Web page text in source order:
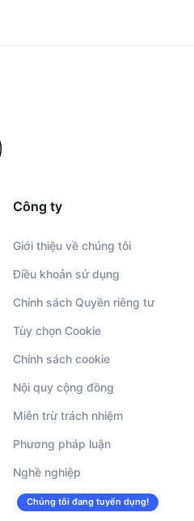
Công ty
Giới thiệu về chúng tôi
Điều khoản sử dụng
Chính sách Quyền riêng tư
Tùy chọn Cookie
Chính sách cookie
Nội quy cộng đồng
Miễn trừ trách nhiệm
Phương pháp luận
Nghề nghiệp
Chúng tôi đang tuyển dụng!